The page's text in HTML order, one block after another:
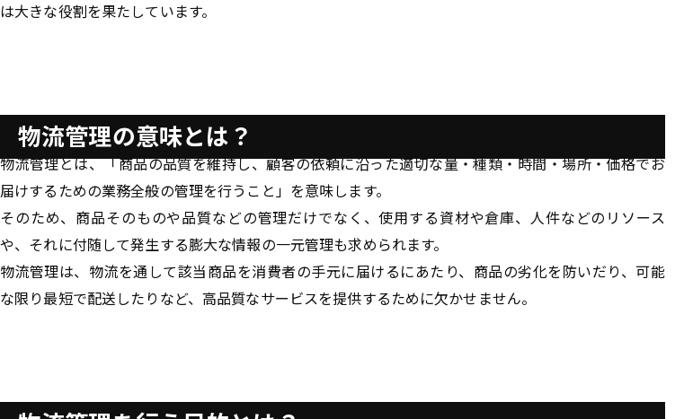
は大きな役割を果たしています。
物流管理の意味とは？
物流管理とは、「商品の品質を維持し、顧客の依頼に沿った適切な量・種類・時間・場所・価格でお
届けするための業務全般の管理を行うこと」を意味します。
そのため、商品そのものや品質などの管理だけでなく、使用する資材や倉庫、人件などのリソース
や、それに付随して発生する膨大な情報の一元管理も求められます。
物流管理は、物流を通して該当商品を消費者の手元に届けるにあたり、商品の劣化を防いだり、可能
な限り最短で配送したりなど、高品質なサービスを提供するために欠かせません。